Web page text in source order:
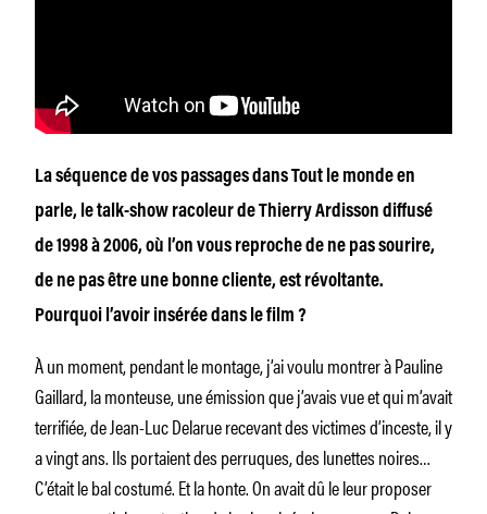
La séquence de vos passages dans Tout le monde en
parle, le talk-show racoleur de Thierry Ardisson diffusé
de 1998 à 2006, où l’on vous reproche de ne pas sourire,
de ne pas être une bonne cliente, est révoltante.
Pourquoi l’avoir insérée dans le film ?
À un moment, pendant le montage, j’ai voulu montrer à Pauline
Gaillard, la monteuse, une émission que j’avais vue et qui m’avait
terrifiée, de Jean-Luc Delarue recevant des victimes d’inceste, il y
a vingt ans. Ils portaient des perruques, des lunettes noires…
C’était le bal costumé. Et la honte. On avait dû le leur proposer